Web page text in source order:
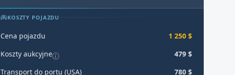
KOSZTY POJAZDU
Cena pojazdu
1 250 $
Koszty aukcyjne
479 $
Transport do portu (USA)
780 $